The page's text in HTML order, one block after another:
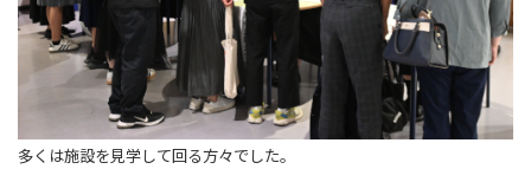
多くは施設を見学して回る方々でした。